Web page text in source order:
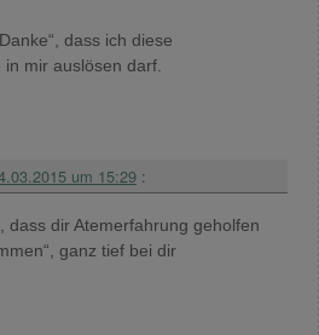
dass ich diese
mir auslösen darf.
um 15:29 :
dass dir Atemerfahrung geholfen
ganz tief bei dir